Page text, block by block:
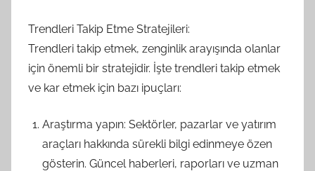
Trendleri Takip Etme Stratejileri:
Trendleri takip etmek, zenginlik arayışında olanlar
için önemli bir stratejidir. İşte trendleri takip etmek
ve kar etmek için bazı ipuçları:
Araştırma yapın: Sektörler, pazarlar ve yatırım
araçları hakkında sürekli bilgi edinmeye özen
gösterin. Güncel haberleri, raporları ve uzman